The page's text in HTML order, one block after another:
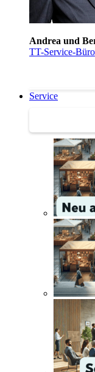
Andrea und
TT-Service-Büro
Service